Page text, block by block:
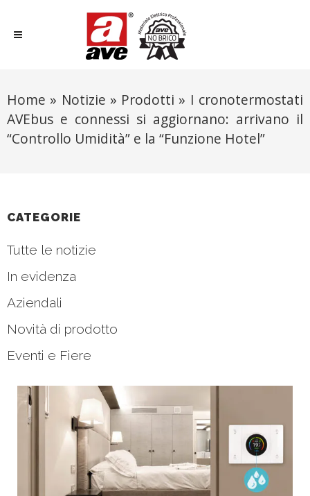
Home » Notizie » Prodotti » I cronotermostati
AVEbus e connessi si aggiornano: arrivano il
“Controllo Umidità” e la “Funzione Hotel”
CATEGORIE
Tutte le notizie
In evidenza
Aziendali
Novità di prodotto
Eventi e Fiere